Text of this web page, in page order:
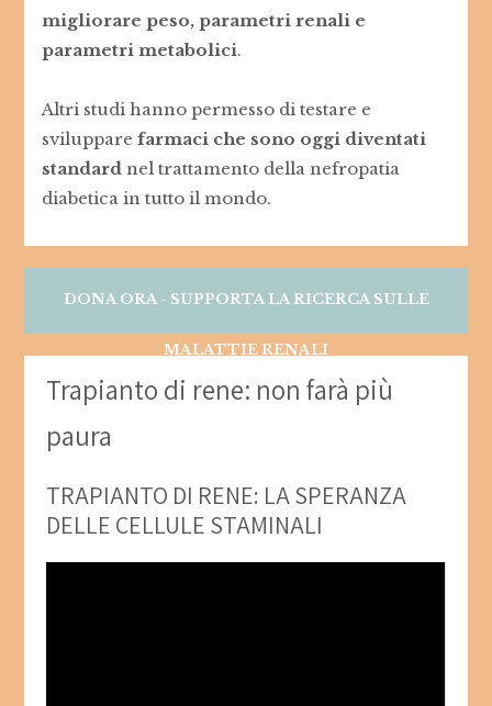
migliorare peso, parametri renali e
parametri metabolici.
Altri studi hanno permesso di testare e
svilupparefarmaci che sono oggi diventati
standardnel trattamento della nefropatia
diabetica in tutto il mondo.
DONA ORA - SUPPORTA LA RICERCA SULLE
MALATTIE RENALI
Trapianto di rene: non farà più
paura
TRAPIANTO DI RENE: LA SPERANZA
DELLE CELLULE STAMINALI